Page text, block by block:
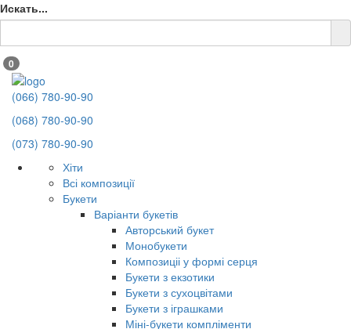
Искать...
0
(066) 780-90-90
(068) 780-90-90
(073) 780-90-90
Хіти
Всі композиції
Букети
Варіанти букетів
Авторський букет
Монобукети
Композиціі у формі серця
Букети з екзотики
Букети з сухоцвітами
Букети з іграшками
Міні-букети компліменти